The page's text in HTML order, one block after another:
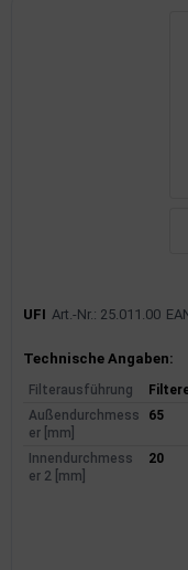
UFI Art.-Nr.: 25.011.00
Technische Angaben:
Filterausführung
Außendurchmess
er [mm]
65
Innendurchmess
er 2 [mm]
20